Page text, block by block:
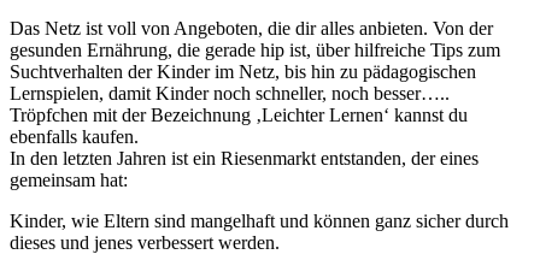
Das Netz ist voll von Angeboten, die dir alles anbieten. Von der
gesunden Ernährung, die gerade hip ist, über hilfreiche Tips zum
Suchtverhalten der Kinder im Netz, bis hin zu pädagogischen
Lernspielen, damit Kinder noch schneller, noch besser…..
Tröpfchen mit der Bezeichnung ‚Leichter Lernen‘ kannst du
ebenfalls kaufen.
In den letzten Jahren ist ein Riesenmarkt entstanden, der eines
gemeinsam hat:
Kinder, wie Eltern sind mangelhaft und können ganz sicher durch
dieses und jenes verbessert werden.